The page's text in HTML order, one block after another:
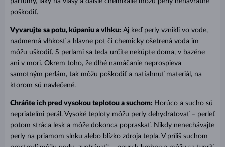
parfumy, laky na vlasy a ďalšie chemikálie môžu perly nenávratne
poškodiť.
Vyvarujte sa potu, kúpaniu a vlhku: Aj keď perly vznikli vo vode,
nadmerná vlhkosť a hlavne pot či chemicky ošetrená voda im
môžu uškodiť. S perlami sa teda určite nekúpte doma, v bazéne
ani v mori. Okrem toho, že dlhé namáčanie neprospieva
samotným perlám, tak môžu poškodiť a natiahnuť materiál, na
ktorom sú navlečené.
Chráňte ich pred vysokou teplotou a suchom: Horúco a sucho sú
nepriateľmi perál. Vysoké teploty môžu perly dehydratovať – perleť
potom stráca lesk a môže dokonca popraskať. Nikdy nenechávajte
perly na priamom slnku alebo blízko zdroja tepla. V príliš suchom